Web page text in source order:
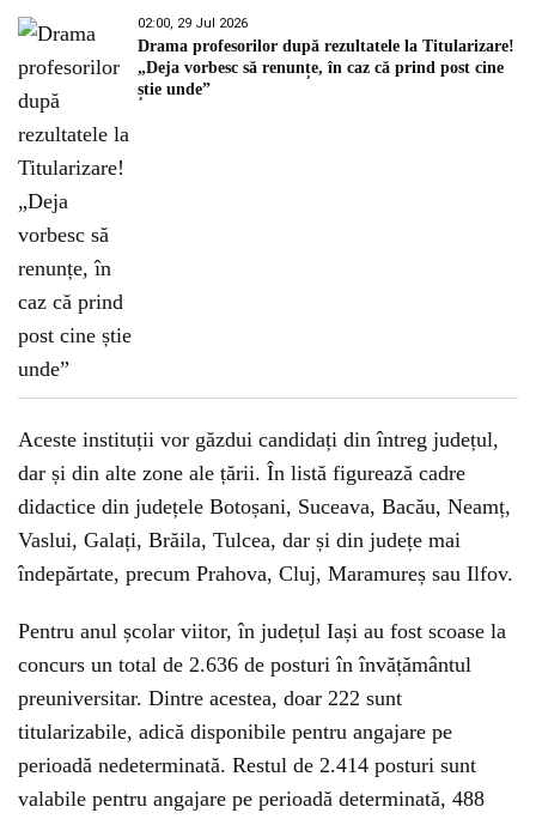
02:00, 29 Jul 2026
Drama profesorilor după rezultatele la Titularizare!
„Deja vorbesc să renunțe, în caz că prind post cine
știe unde”
Aceste instituții vor găzdui candidați din întreg județul,
dar și din alte zone ale țării. În listă figurează cadre
didactice din județele Botoșani, Suceava, Bacău, Neamț,
Vaslui, Galați, Brăila, Tulcea, dar și din județe mai
îndepărtate, precum Prahova, Cluj, Maramureș sau Ilfov.
Pentru anul școlar viitor, în județul Iași au fost scoase la
concurs un total de 2.636 de posturi în învățământul
preuniversitar. Dintre acestea, doar 222 sunt
titularizabile, adică disponibile pentru angajare pe
perioadă nedeterminată. Restul de 2.414 posturi sunt
valabile pentru angajare pe perioadă determinată, 488